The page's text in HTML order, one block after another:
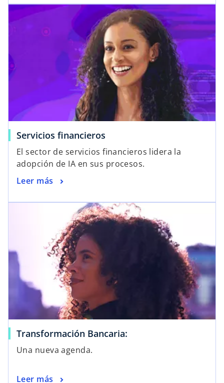
Servicios financieros
El sector de servicios financieros lidera la
adopción de IA en sus procesos.
Leer más
Transformación Bancaria:
Una nueva agenda.
Leer más